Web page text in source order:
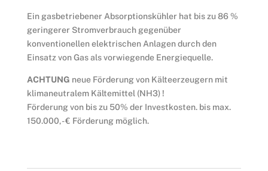
Ein gasbetriebener Absorptionskühler hat bis zu 86 %
geringerer Stromverbrauch gegenüber
konventionellen elektrischen Anlagen durch den
Einsatz von Gas als vorwiegende Energiequelle.
ACHTUNG neue Förderung von Kälteerzeugern mit
klimaneutralem Kältemittel (NH3) !
Förderung von bis zu 50% der Investkosten. bis max.
150.000,- € Förderung möglich.